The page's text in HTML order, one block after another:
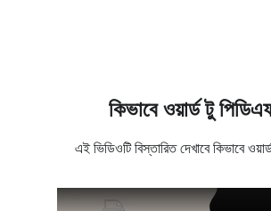
কিভাবে ওয়ার্ড টু
এই ভিডিওটি বিস্তারিত দেখাবে কিভাবে